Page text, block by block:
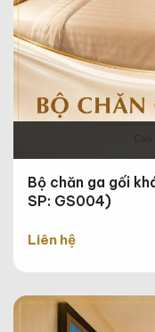
Bộ chăn ga gối
SP: GS004)
Liên hệ